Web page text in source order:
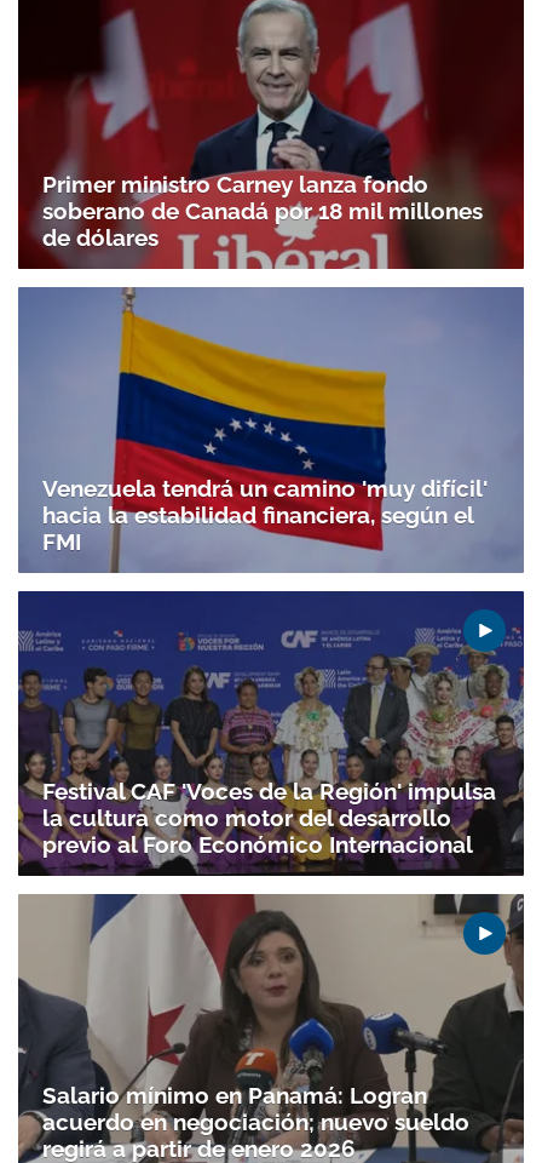
Primer ministro Carney lanza fondo
soberano de Canadá por 18 mil millones
de dólares
Venezuela tendrá un camino 'muy difícil'
hacia la estabilidad financiera, según el
FMI
Festival CAF 'Voces de la Región' impulsa
la cultura como motor del desarrollo
previo al Foro Económico Internacional
Salario mínimo en Panamá: Logran
acuerdo en negociación; nuevo sueldo
regirá a partir de enero 2026